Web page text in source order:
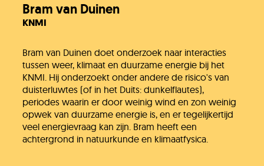
Bram van Duinen
KNMI
Bram van Duinen doet onderzoek naar interacties
tussen weer, klimaat en duurzame energie bij het
KNMI. Hij onderzoekt onder andere de risico's van
duisterluwtes (of in het Duits: dunkelflautes),
periodes waarin er door weinig wind en zon weinig
opwek van duurzame energie is, en er tegelijkertijd
veel energievraag kan zijn. Bram heeft een
achtergrond in natuurkunde en klimaatfysica.
Werken bij